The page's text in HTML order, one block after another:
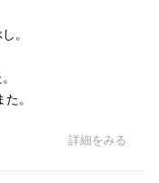
。
。
詳細をみる